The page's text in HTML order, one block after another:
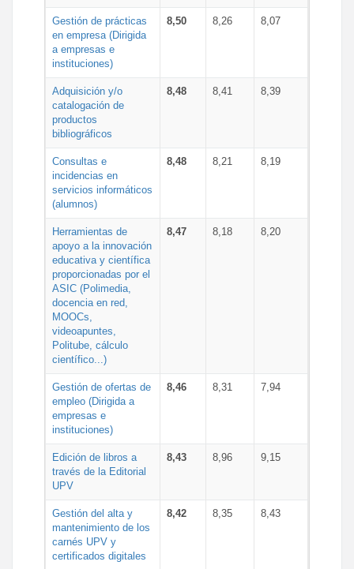
Gestión de prácticas
en empresa (Dirigida
a empresas e
instituciones)
8,50 8,26 8,07
Adquisición y/o
catalogación de
productos
bibliográficos
8,48 8,41 8,39
Consultas e
incidencias en
servicios informáticos
(alumnos)
8,48 8,21 8,19
Herramientas de
apoyo a la innovación
educativa y científica
proporcionadas por el
ASIC (Polimedia,
docencia en red,
MOOCs,
videoapuntes,
Politube, cálculo
científico...)
8,47 8,18 8,20
Gestión de ofertas de
empleo (Dirigida a
empresas e
instituciones)
8,46 8,31 7,94
Edición de libros a
través de la Editorial
UPV
8,43 8,96 9,15
Gestión del alta y
mantenimiento de los
carnés UPV y
certificados digitales
8,42 8,35 8,43